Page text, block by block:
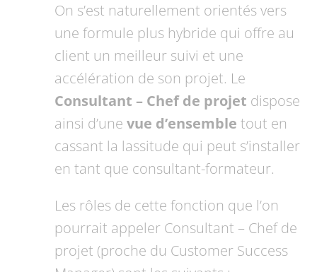
On s’est naturellement orientés vers
une formule plus hybride qui offre au
client un meilleur suivi et une
accélération de son projet. Le
Consultant – Chef de projet dispose
ainsi d’unevue d’ensemble tout en
cassant la lassitude qui peut s’installer
en tant que consultant-formateur.
Les rôles de cette fonction que l’on
pourrait appeler Consultant – Chef de
projet (proche du Customer Success